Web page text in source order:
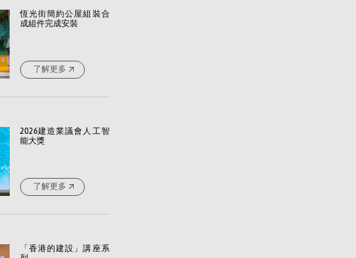
恆光街簡約公屋組裝合
成組件完成安裝
了解更多
2026建造業議會人工智
能大獎
了解更多
「香港的建設」講座系